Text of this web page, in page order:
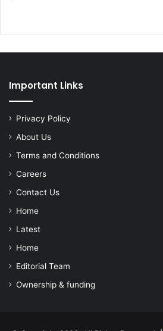
Important Links
Privacy Policy
About Us
Terms and Conditions
Careers
Contact Us
Home
Latest
Home
Editorial Team
Ownership & funding